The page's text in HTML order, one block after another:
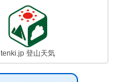
tenki.jp 登山天気